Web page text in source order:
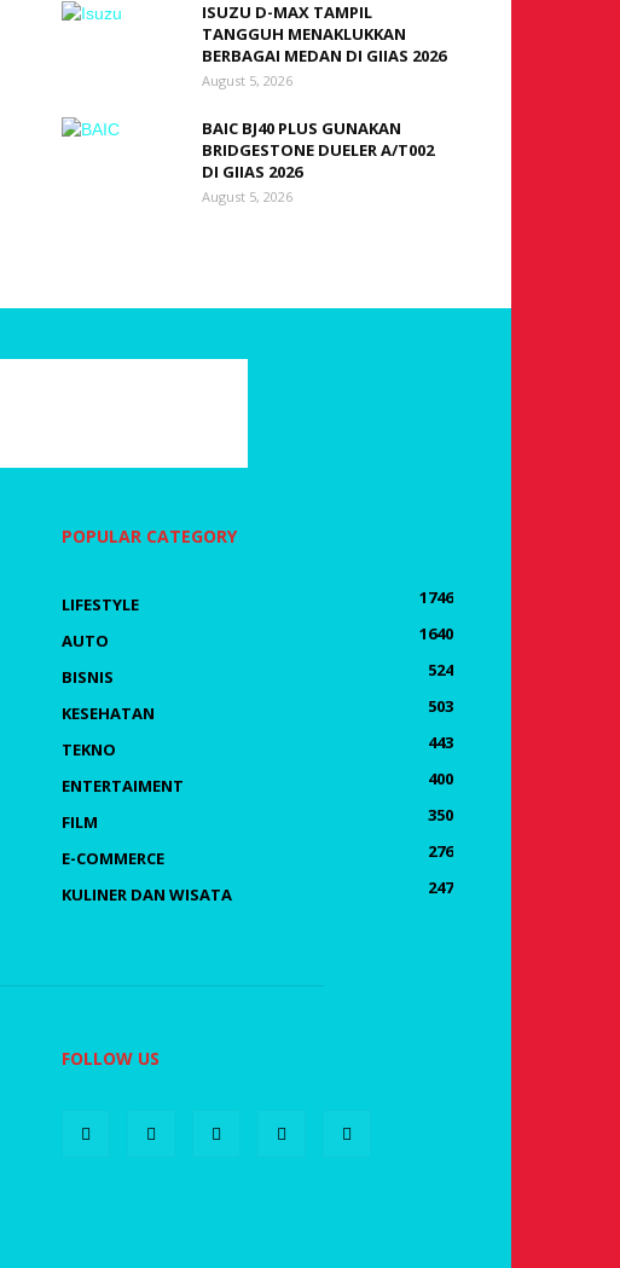
ISUZU D-MAX TAMPIL
TANGGUH MENAKLUKKAN
BERBAGAI MEDAN DI GIIAS 2026
August 5, 2026
BAIC BJ40 PLUS GUNAKAN
BRIDGESTONE DUELER A/T002
DI GIIAS 2026
August 5, 2026
POPULAR CATEGORY
LIFESTYLE
1746
AUTO
1640
BISNIS
524
KESEHATAN
503
TEKNO
443
ENTERTAIMENT
400
FILM
350
E-COMMERCE
276
KULINER DAN WISATA
247
FOLLOW US